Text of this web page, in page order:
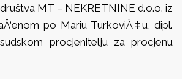
MT – NEKRETNINE d.o.o. iz
po Mariu TurkoviÄ‡u, dipl.
procjenitelju za procjenu